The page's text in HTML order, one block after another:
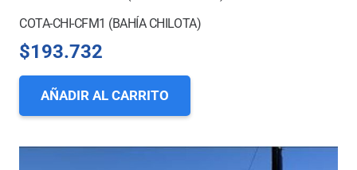
COTA-CHI-CFM1 (BAHÍA CHILOTA)
$193.732
AÑADIR AL CARRITO